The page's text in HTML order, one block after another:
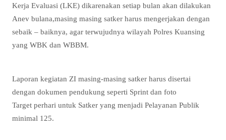
Kerja Evaluasi (LKE) dikarenakan setiap bulan akan dilakukan
Anev bulana,masing masing satker harus mengerjakan dengan
sebaik – baiknya, agar terwujudnya wilayah Polres Kuansing
yang WBK dan WBBM.
Laporan kegiatan ZI masing-masing satker harus disertai
dengan dokumen pendukung seperti Sprint dan foto
Target perhari untuk Satker yang menjadi Pelayanan Publik
minimal 125.